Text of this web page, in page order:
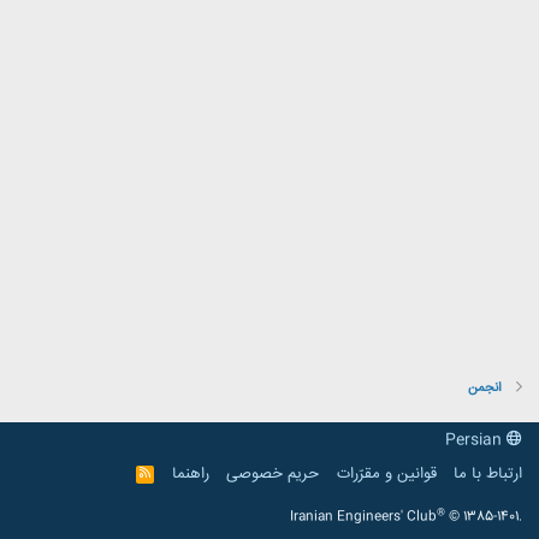
انجمن
ارتباط با ما
قوانین و مقرّرات حریم خصوصی راهنما
R
S
Iranian Engineers' Club® © 1385-1401.